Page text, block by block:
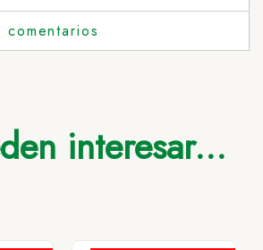
interesar...